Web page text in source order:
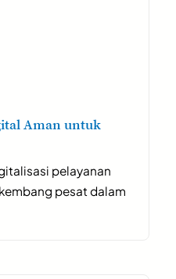
Aman untuk
pelayanan
pesat dalam